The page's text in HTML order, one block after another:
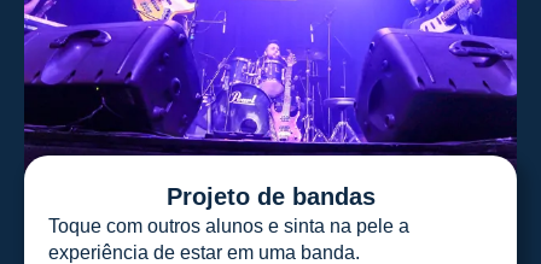
Projeto de bandas
Toque com outros alunos e sinta na pele a
experiência de estar em uma banda.